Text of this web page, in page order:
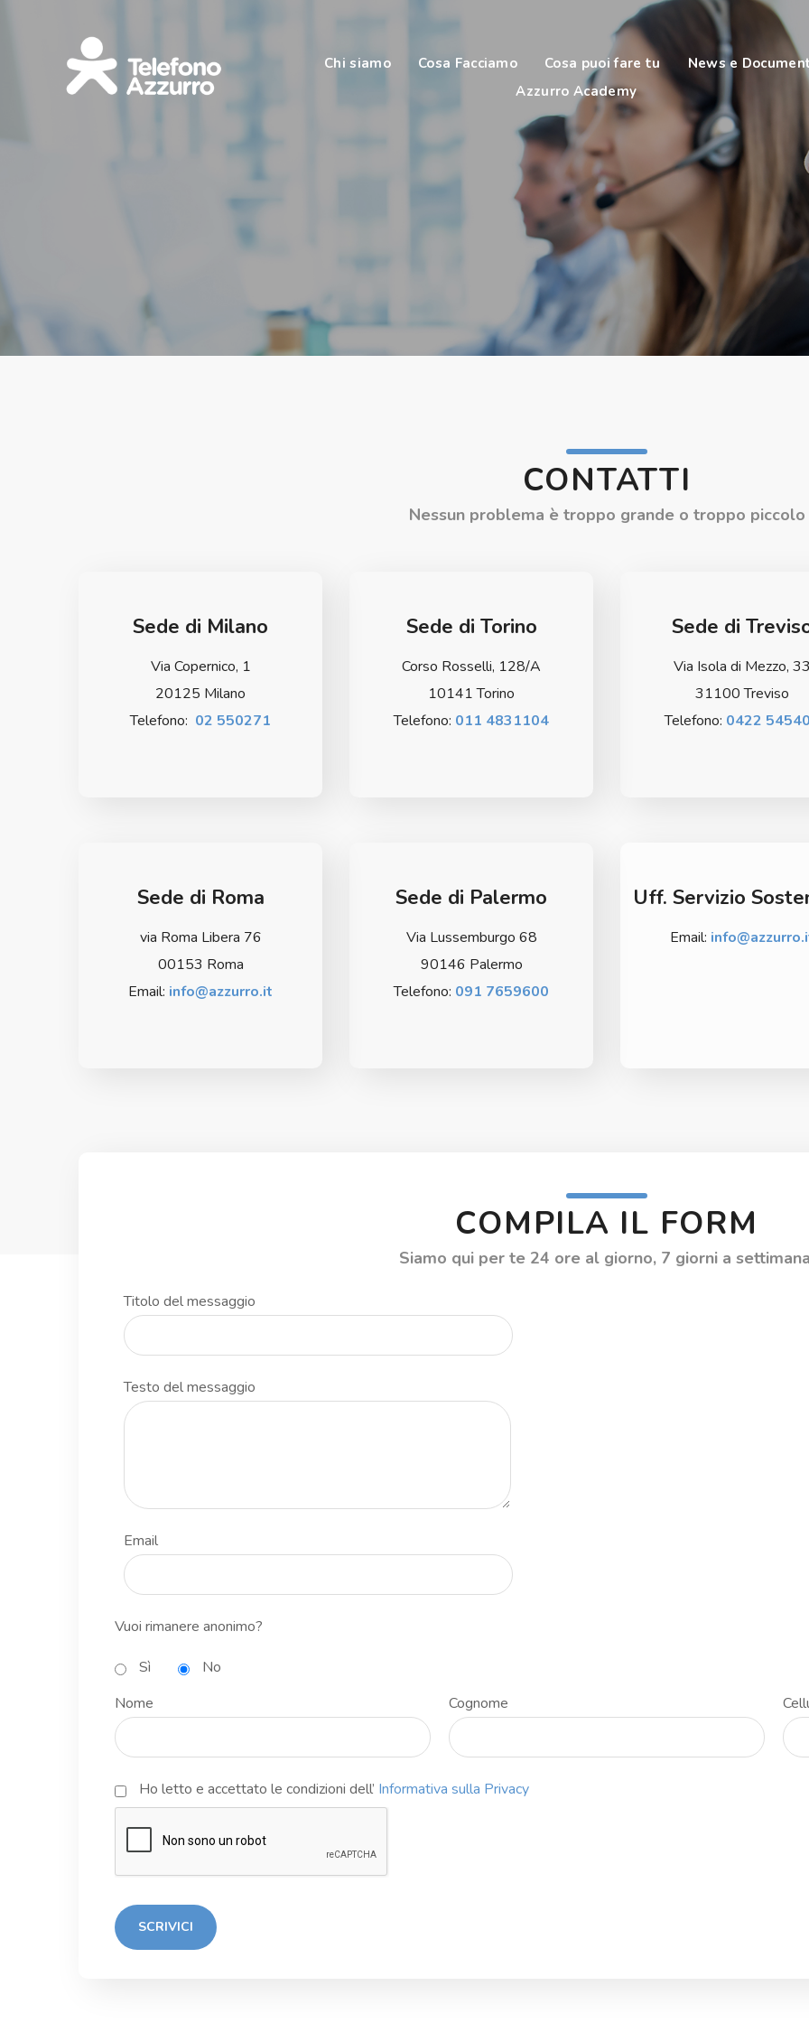
Chi siamo Cosa Facciamo Cosa puoi fare tu
News e
Azzurro Academy
CONTATTI
Nessun problema è troppo grande o troppo piccolo
Sede di Milano
Via Copernico, 1
20125 Milano
Telefono: 02 550271
Sede di Torino
Corso Rosselli, 128/A
10141 Torino
Telefono: 011 4831104
Sede di
Via Isola di Mezzo,
31100 Treviso
Telefono: 0422
Sede di Roma
via Roma Libera 76
00153 Roma
Email: info@azzurro.it
Sede di Palermo
Via Lussemburgo 68
90146 Palermo
Telefono: 091 7659600
Uff. Servizio
Email:
COMPILA IL FORM
Siamo qui per te 24 ore al giorno, 7 giorni a
Titolo del messaggio
Testo del messaggio
Email
Vuoi rimanere anonimo?
Sì
No
Nome
Cognome
Ho letto e accettato le condizioni dell’ Informativa sulla Privacy